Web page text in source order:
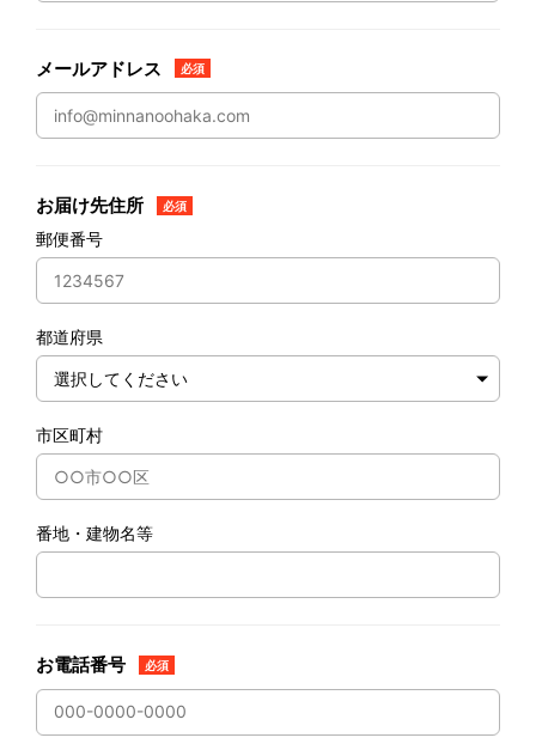
メールアドレス 必須
お届け先住所 必須
郵便番号
都道府県
市区町村
番地・建物名等
お電話番号 必須